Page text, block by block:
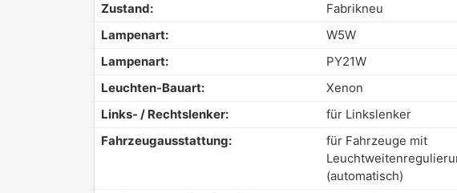
Zustand:
Fabrikneu
Lampenart:
W5W
Lampenart:
PY21W
Leuchten-Bauart:
Xenon
Links- / Rechtslenker:
für Linkslenker
Fahrzeugausstattung:
für Fahrzeuge mit
(automatisch)